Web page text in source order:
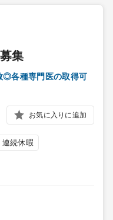
集
◎各種専門医の取得可
お気に入りに追加
連続休暇